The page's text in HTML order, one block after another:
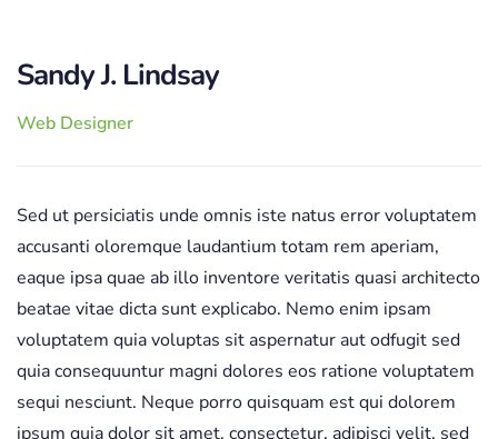
Sandy J. Lindsay
Web Designer
Sed ut persiciatis unde omnis iste natus error voluptatem
accusanti oloremque laudantium totam rem aperiam,
eaque ipsa quae ab illo inventore veritatis quasi architecto
beatae vitae dicta sunt explicabo. Nemo enim ipsam
voluptatem quia voluptas sit aspernatur aut odfugit sed
quia consequuntur magni dolores eos ratione voluptatem
sequi nesciunt. Neque porro quisquam est qui dolorem
ipsum quia dolor sit amet, consectetur, adipisci velit, sed